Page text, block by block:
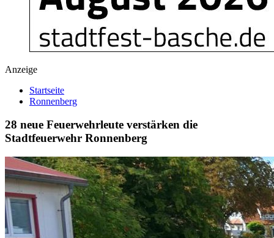
Anzeige
Startseite
Ronnenberg
28 neue Feuerwehrleute verstärken die
Stadtfeuerwehr Ronnenberg